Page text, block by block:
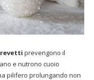
prevengono il
e nutrono cuoio
pilifero prolungando non